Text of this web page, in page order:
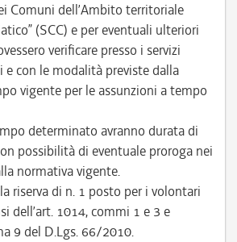
Comuni dell’Ambito territoriale
(SCC) e per eventuali ulteriori
verificare presso i servizi
e con le modalità previste dalla
vigente per le assunzioni a tempo
determinato avranno durata di
possibilità di eventuale proroga nei
normativa vigente.
riserva di n. 1 posto per i volontari
dell’art. 1014, commi 1 e 3 e
9 del D.Lgs. 66/2010.